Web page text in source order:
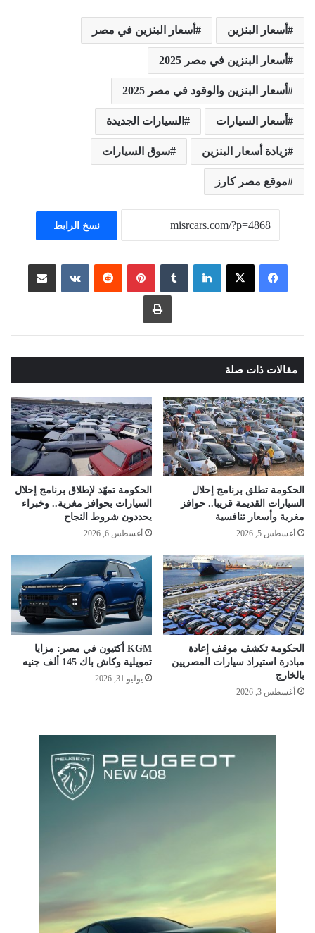
أسعار البنزين أسعار البنزين في مصر
أسعار البنزين في مصر 2025
أسعار البنزين والوقود في مصر 2025
أسعار السيارات السيارات الجديدة
زيادة أسعار البنزين سوق السيارات
موقع مصر كارز
نسخ الرابط
لينكدإن ‏Tumblr بينتيريست
‏Reddit
‏VKontakte مشاركة عبر البريد
طباعة
مقالات ذات صلة
الحكومة تطلق برنامج إحلال
السيارات القديمة قريبا.. حوافز
مغرية وأسعار تنافسية
أغسطس 5, 2026
الحكومة تمهّد لإطلاق برنامج إحلال
السيارات بحوافز مغرية.. وخبراء
يحددون شروط النجاح
أغسطس 6, 2026
الحكومة تكشف موقف إعادة
مبادرة استيراد سيارات المصريين
بالخارج
أغسطس 3, 2026
KGM أكتيون في مصر: مزايا
تمويلية وكاش باك 145 ألف جنيه
يوليو 31, 2026